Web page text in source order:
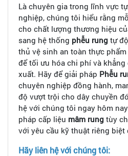
Là chuyên gia trong lĩnh vực
nghiệp, chúng tôi hiểu rằng
cho chất lượng thương hiệu
sang hệ thống phễu rung tự
thủ vệ sinh an toàn thực
để tối ưu hóa chi phí và
xuất. Hãy để giải pháp Phễu
chuyên nghiệp đồng hành,
độ vượt trội cho dây chuyền
hệ với chúng tôi ngay hôm
pháp cấp liệu mâm rung tùy
với yêu cầu kỹ thuật riêng biệt
Hãy liên hệ với chúng tôi: